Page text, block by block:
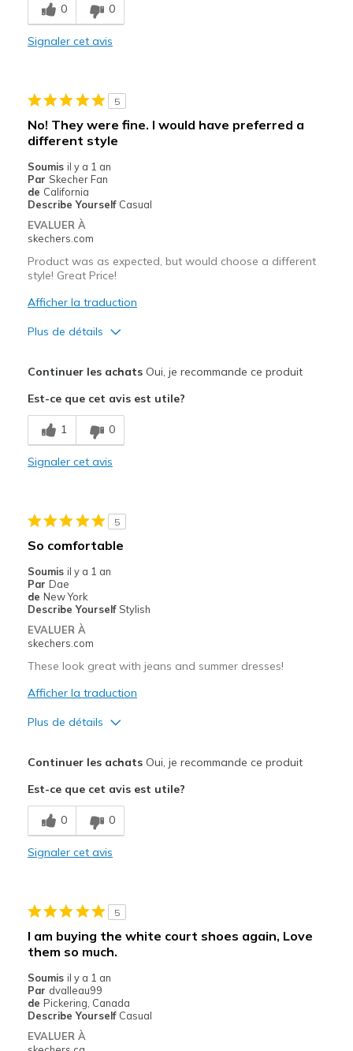
Durable
Casual Wear
Width
Sizing
View On Shoes
0 0
Signaler cet avis
5
No! They were fine. I would have preferred a
different style
Soumis il y a 1 an
Par Skecher Fan
de California
Describe Yourself Casual
EVALUER À
skechers.com
Product was as expected, but would choose a different
style! Great Price!
Afficher la traduction
Plus de détails
Stylish
Le contre
Need Break In
Casual Wear
Sizing
View On Shoes
Shoes are for Wearing
Continuer les achatsOui, je recommande ce produit
Est-ce que cet avis est utile?
1 0
Signaler cet avis
5
So comfortable
Soumis il y a 1 an
Par Dae
de New York
Describe Yourself Stylish
EVALUER À
skechers.com
These look great with jeans and summer dresses!
Afficher la traduction
Plus de détails
Breathe Well
Comfortable
Les meilleures utilisations
Casual Wear
Travel
Width
Feels true to width
Sizing
Continuer les achatsOui, je recommande ce produit
Est-ce que cet avis est utile?
0 0
Signaler cet avis
5
I am buying the white court shoes again, Love
them so much.
Soumis il y a 1 an
Par dvalleau99
de Pickering, Canada
Describe Yourself Casual
EVALUER À